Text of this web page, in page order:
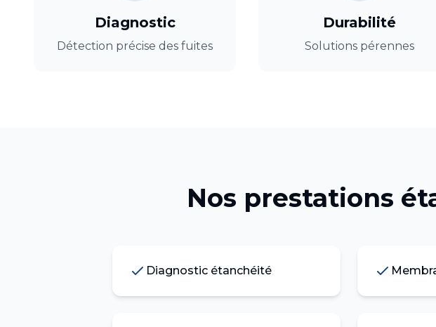
Diagnostic
Détection précise des fuites
Durabilité
Solutions pérennes
Nos prestations
Diagnostic étanchéité